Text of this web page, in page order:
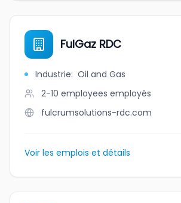
FulGaz RDC
Industrie: Oil and Gas
2-10 employees employés
fulcrumsolutions-rdc.com
Voir les emplois et détails